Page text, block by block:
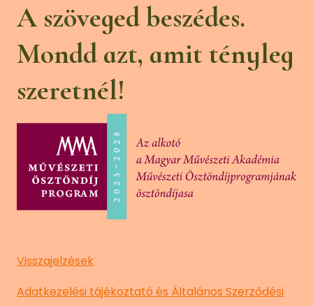
A szöveged beszédes.
Mondd azt, amit tényleg
szeretnél!
Visszajelzések
Adatkezelési tájékoztató és Általános Szerződési